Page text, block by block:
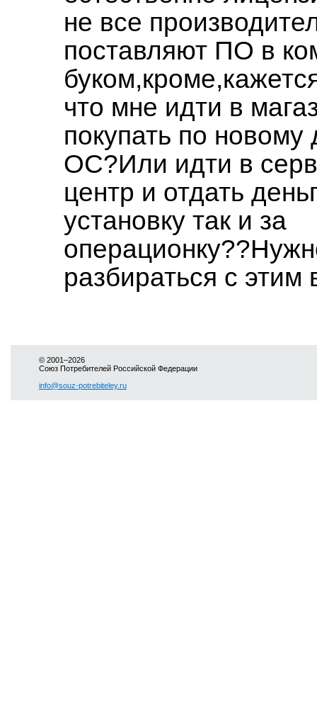
не все
поставляют ПО в
что мне идти в
покупать по новому
ОС?Или идти в
центр и отдать
установку так и за
разбираться с этим
© 2001–2026
Союз Потребителей Российской Федерации
info@souz-potrebiteley.ru